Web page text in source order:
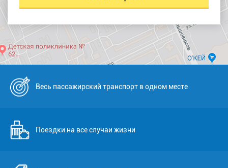
Весь пассажирский транспорт в одном месте
Поездки на все случаи жизни